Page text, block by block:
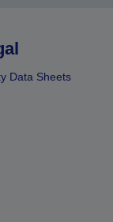
Data Sheets